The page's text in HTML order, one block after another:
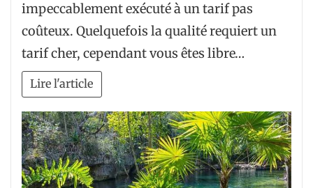
impeccablement exécuté à un tarif pas
coûteux. Quelquefois la qualité requiert un
tarif cher, cependant vous êtes libre…
Lire l'article